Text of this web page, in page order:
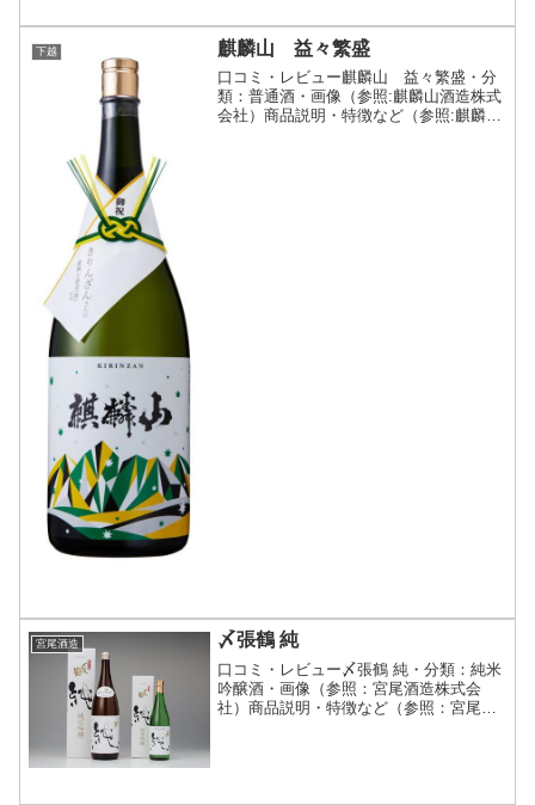
下越 麒麟山 益々繁盛
口コミ・レビュー麒麟山 益々繁盛・分
類：普通酒・画像（参照:麒麟山酒造株式
会社）商品説明・特徴など（参照:麒麟山
宮尾酒造 〆張鶴 純
口コミ・レビュー〆張鶴 純・分類：純米
吟醸酒・画像（参照：宮尾酒造株式会
社）商品説明・特徴など（参照：宮尾酒